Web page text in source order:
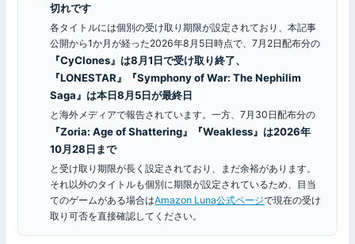
切れです
各タイトルには個別の受け取り期限が設定されており、本記事
公開から1か月が経った2026年8月5日時点で、7月2日配布分の
『CyClones』は8月1日で受け取り終了、
『LONESTAR』『Symphony of War: The Nephilim
Saga』は本日8月5日が最終日
と海外メディアで報告されています。一方、7月30日配布分の
『Zoria: Age of Shattering』『Weakless』は2026年
10月28日まで
と受け取り期限が長く設定されており、まだ余裕があります。
それ以外のタイトルも個別に期限が設定されているため、目当
てのゲームがある場合はAmazon Luna公式ページで現在の受け
取り可否を直接確認してください。